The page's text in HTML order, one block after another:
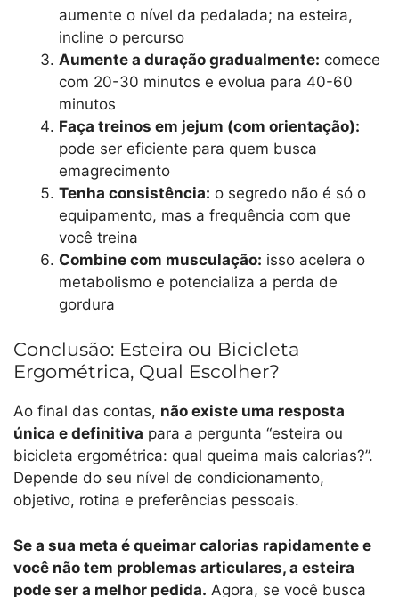
aumente o nível da pedalada; na esteira,
incline o percurso
Aumente a duração gradualmente: comece
com 20-30 minutos e evolua para 40-60
minutos
Faça treinos em jejum (com orientação):
pode ser eficiente para quem busca
emagrecimento
Tenha consistência: o segredo não é só o
equipamento, mas a frequência com que
você treina
Combine com musculação: isso acelera o
metabolismo e potencializa a perda de
gordura
Conclusão: Esteira ou Bicicleta
Ergométrica, Qual Escolher?
Ao final das contas, não existe uma resposta
única e definitiva para a pergunta “esteira ou
bicicleta ergométrica: qual queima mais calorias?”.
Depende do seu nível de condicionamento,
objetivo, rotina e preferências pessoais.
Se a sua meta é queimar calorias rapidamente e
você não tem problemas articulares, a esteira
pode ser a melhor pedida. Agora, se você busca